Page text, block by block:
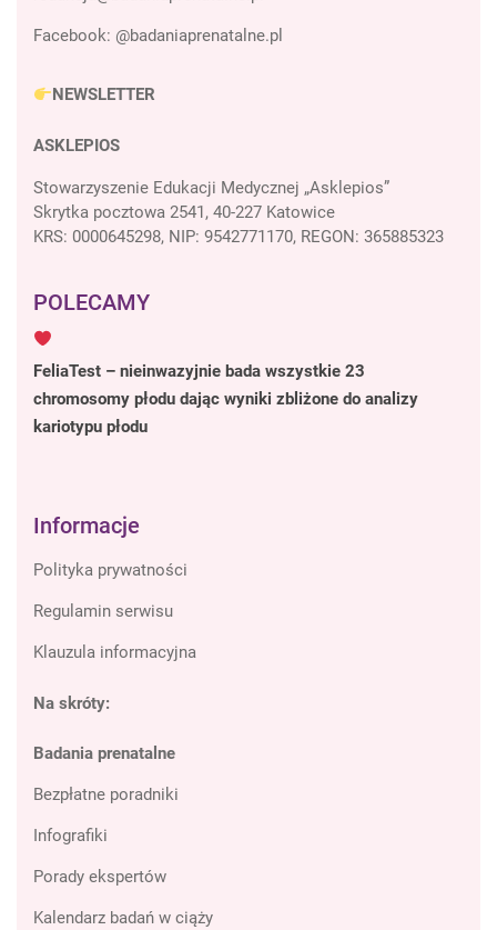
Facebook: @badaniaprenatalne.pl
NEWSLETTER
ASKLEPIOS
Stowarzyszenie Edukacji Medycznej „Asklepios”
Skrytka pocztowa 2541, 40-227 Katowice
KRS: 0000645298, NIP: 9542771170, REGON: 365885323
POLECAMY
FeliaTest – nieinwazyjnie bada wszystkie 23
chromosomy płodu dając wyniki zbliżone do analizy
kariotypu płodu
Informacje
Polityka prywatności
Regulamin serwisu
Klauzula informacyjna
Na skróty:
Badania prenatalne
Bezpłatne poradniki
Infografiki
Porady ekspertów
Kalendarz badań w ciąży